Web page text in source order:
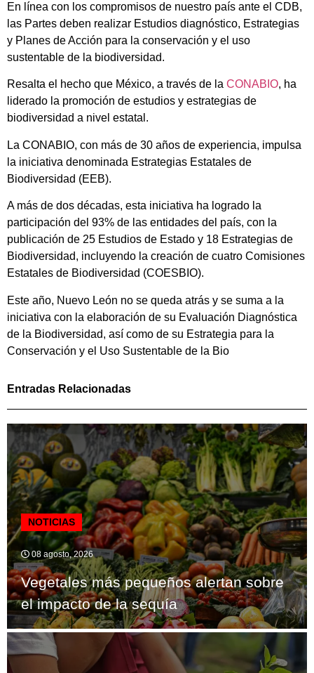
En línea con los compromisos de nuestro país ante el CDB,
las Partes deben realizar Estudios diagnóstico, Estrategias
y Planes de Acción para la conservación y el uso
sustentable de la biodiversidad.
Resalta el hecho que México, a través de la CONABIO, ha
liderado la promoción de estudios y estrategias de
biodiversidad a nivel estatal.
La CONABIO, con más de 30 años de experiencia, impulsa
la iniciativa denominada Estrategias Estatales de
Biodiversidad (EEB).
A más de dos décadas, esta iniciativa ha logrado la
participación del 93% de las entidades del país, con la
publicación de 25 Estudios de Estado y 18 Estrategias de
Biodiversidad, incluyendo la creación de cuatro Comisiones
Estatales de Biodiversidad (COESBIO).
Este año, Nuevo León no se queda atrás y se suma a la
iniciativa con la elaboración de su Evaluación Diagnóstica
de la Biodiversidad, así como de su Estrategia para la
Conservación y el Uso Sustentable de la Bio
Entradas Relacionadas
NOTICIAS
08 agosto, 2026
Vegetales más pequeños alertan sobre
el impacto de la sequía